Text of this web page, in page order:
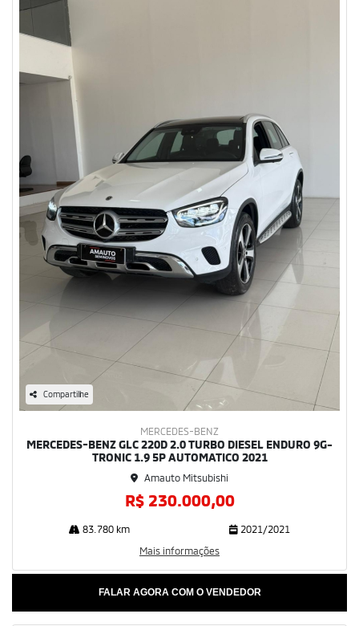
Compartilhe
MERCEDES-BENZ
MERCEDES-BENZ GLC 220D 2.0 TURBO DIESEL ENDURO 9G-
TRONIC 1.9 5P AUTOMATICO 2021
Amauto Mitsubishi
R$ 230.000,00
83.780 km
2021/2021
Mais informações
FALAR AGORA COM O VENDEDOR